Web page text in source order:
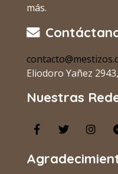
más.
Eliodoro Yañez
Nuestras